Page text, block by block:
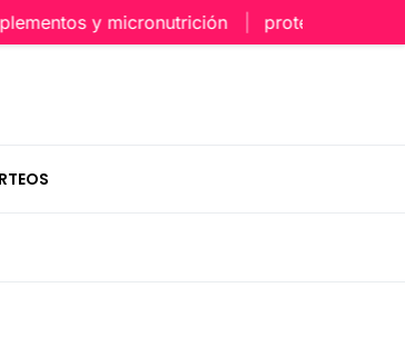
y micronutrición protección capilar